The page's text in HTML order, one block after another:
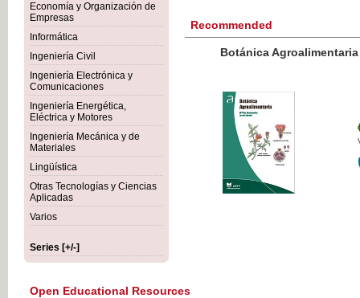
Economía y Organización de
Empresas
Informática
Ingeniería Civil
Ingeniería Electrónica y
Comunicaciones
Ingeniería Energética,
Eléctrica y Motores
Ingeniería Mecánica y de
Materiales
Lingüística
Otras Tecnologías y Ciencias
Aplicadas
Varios
Series [+/-]
Recommended
Botánica Agroalimentaria
VAT
Open Educational Resources